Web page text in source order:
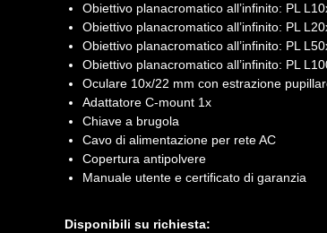
Obiettivo planacromatico all’infinito: PL
Obiettivo planacromatico all’infinito: PL
Obiettivo planacromatico all’infinito: PL
Obiettivo planacromatico all’infinito: PL
Oculare 10x/22 mm con estrazione
Adattatore C-mount 1x
Chiave a brugola
Cavo di alimentazione per rete AC
Copertura antipolvere
Manuale utente e certificato di garanzia
Disponibili su richiesta: